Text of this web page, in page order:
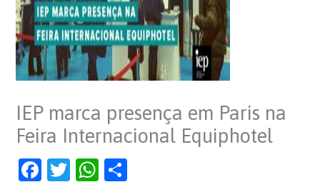
IEP marca presença em Paris na
Feira Internacional Equiphotel
F
T
W